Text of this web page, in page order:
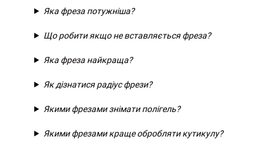
Яка фреза потужніша?
Що робити якщо не вставляється фреза?
Яка фреза найкраща?
Як дізнатися радіус фрези?
Якими фрезами знімати полігель?
Якими фрезами краще обробляти кутикулу?